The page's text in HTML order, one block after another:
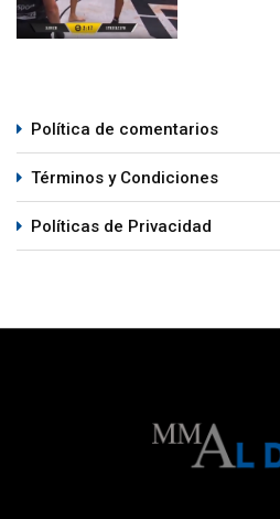
Política de comentarios
Términos y Condiciones
Políticas de Privacidad